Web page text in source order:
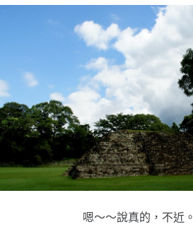
嗯～～說真的，不近。